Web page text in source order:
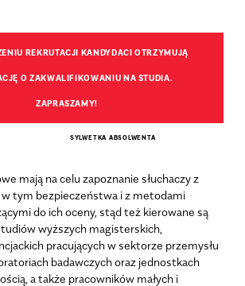
REKRUTACJI KANDYDACI OTRZYMUJĄ
O ZAKWALIFIKOWANIU NA STUDIA.
ZAPRASZAMY!
SYLWETKA ABSOLWENTA
mają na celu zapoznanie słuchaczy z
w tym bezpieczeństwa i z metodami
do ich oceny, stąd też kierowane są
wyższych magisterskich,
pracujących w sektorze przemysłu
badawczych oraz jednostkach
a także pracowników małych i